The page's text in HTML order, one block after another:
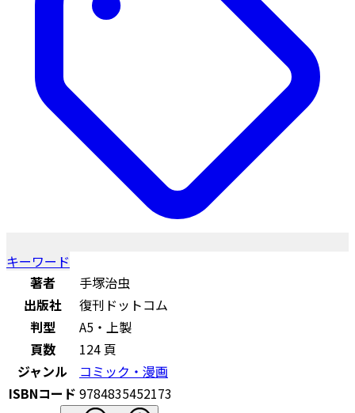
キーワード
著者
手塚治虫
出版社
復刊ドットコム
判型
A5・上製
頁数
124 頁
ジャンル
コミック・漫画
ISBNコード 9784835452173